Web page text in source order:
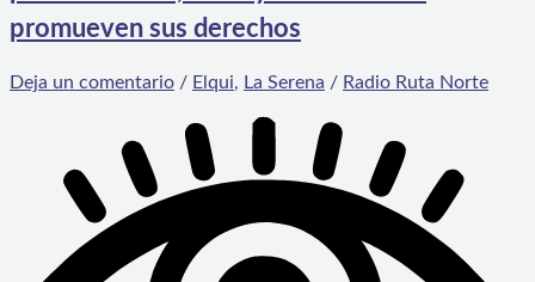
promueven sus derechos
Deja un comentario / Elqui, La Serena / Radio Ruta Norte